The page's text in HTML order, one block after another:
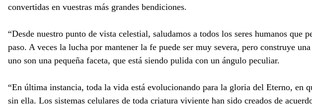
convertidas en vuestras más grandes bendiciones.
“Desde nuestro punto de vista celestial, saludamos a todos los seres humanos
paso. A veces la lucha por mantener la fe puede ser muy severa, pero construye
uno son una pequeña faceta, que está siendo pulida con un ángulo peculiar.
“En última instancia, toda la vida está evolucionando para la gloria del Eterno, en
sin ella. Los sistemas celulares de toda criatura viviente han sido creados de